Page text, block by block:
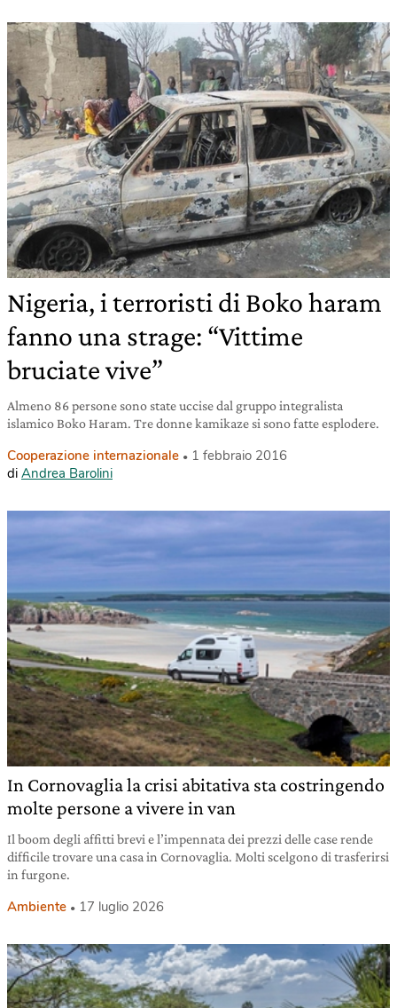
Nigeria, i terroristi di Boko haram
fanno una strage: “Vittime
bruciate vive”
Almeno 86 persone sono state uccise dal gruppo integralista
islamico Boko Haram. Tre donne kamikaze si sono fatte esplodere.
Cooperazione internazionale
1 febbraio 2016
di Andrea Barolini
In Cornovaglia la crisi abitativa sta costringendo
molte persone a vivere in van
Il boom degli affitti brevi e l’impennata dei prezzi delle case rende
difficile trovare una casa in Cornovaglia. Molti scelgono di trasferirsi
in furgone.
Ambiente 17 luglio 2026